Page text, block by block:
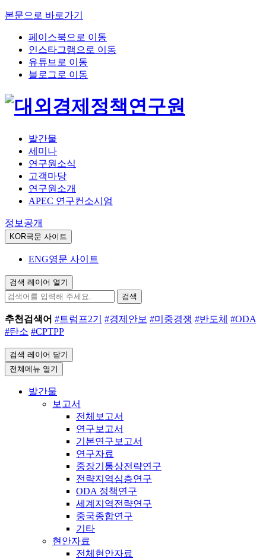
본문으로 바로가기
페이스북으로 이동
인스타그램으로 이동
유튜브로 이동
블로그로 이동
발간물
세미나
연구원소식
고객마당
연구원소개
APEC 연구컨소시엄
정보공개
KOR국문 사이트
ENG영문 사이트
검색 레이어 열기
검색
추천검색어 #트럼프2기 #경제안보 #미중경쟁 #반도체 #ODA
#탄소 #CPTPP
검색 레이어 닫기
전체메뉴 열기
발간물
보고서
전체보고서
연구보고서
기본연구보고서
연구자료
중장기통상전략연구
전략지역심층연구
ODA 정책연구
세계지역전략연구
중국종합연구
기타
현안자료
전체현안자료